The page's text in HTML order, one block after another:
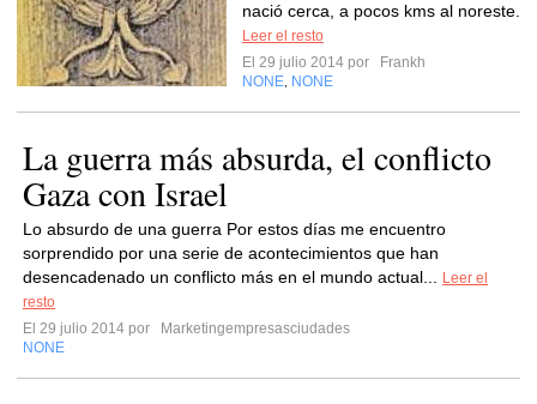
nació cerca, a pocos kms al noreste.
Leer el resto
El 29 julio 2014 por
Frankh
NONE NONE
La guerra más absurda, el conflicto
Gaza con Israel
Lo absurdo de una guerra Por estos días me encuentro
sorprendido por una serie de acontecimientos que han
desencadenado un conflicto más en el mundo actual...
Leer el
resto
El 29 julio 2014 por
Marketingempresasciudades
NONE